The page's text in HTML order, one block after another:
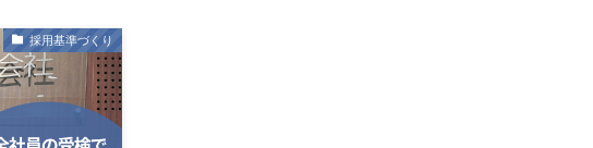
採用基準づくり